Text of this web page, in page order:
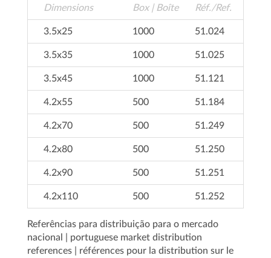
Dimensions
Box | Boîte
Réf./Ref.
3.5x25 1000 51.024
3.5x35 1000 51.025
3.5x45 1000 51.121
4.2x55 500 51.184
4.2x70 500 51.249
4.2x80 500 51.250
4.2x90 500 51.251
4.2x110 500 51.252
Referências para distribuição para o mercado
nacional | portuguese market distribution
references | références pour la distribution sur le